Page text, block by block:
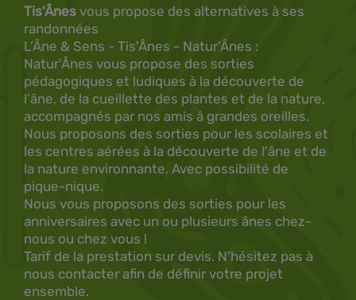
Tis'Ânes vous propose des alternatives à ses
randonnées
L’Âne & Sens - Tis'Ânes - Natur’Ânes :
Natur'Ânes vous propose des sorties
pédagogiques et ludiques à la découverte de
l'âne, de la cueillette des plantes et de la nature,
accompagnés par nos amis â grandes oreilles.
Nous proposons des sorties pour les scolaires et
les centres aérées à la découverte de l'âne et de
la nature environnante. Avec possibilité de
pique-nique.
Nous vous proposons des sorties pour les
anniversaires avec un ou plusieurs ânes chez-
nous ou chez vous !
Tarif de la prestation sur devis. N'hésitez pas à
nous contacter afin de définir votre projet
ensemble.